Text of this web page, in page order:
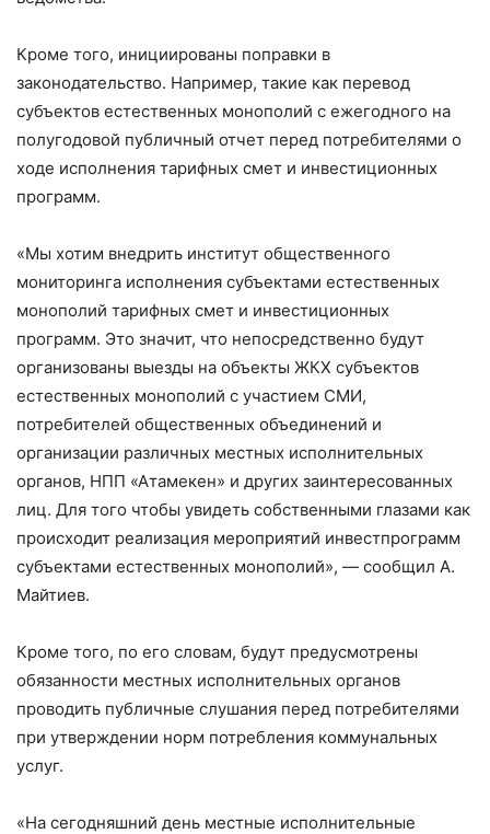
Кроме того, инициированы поправки в
законодательство. Например, такие как перевод
субъектов естественных монополий с ежегодного на
полугодовой публичный отчет перед потребителями о
ходе исполнения тарифных смет и инвестиционных
программ.
«Мы хотим внедрить институт общественного
мониторинга исполнения субъектами естественных
монополий тарифных смет и инвестиционных
программ. Это значит, что непосредственно будут
организованы выезды на объекты ЖКХ субъектов
естественных монополий с участием СМИ,
потребителей общественных объединений и
организации различных местных исполнительных
органов, НПП «Атамекен» и других заинтересованных
лиц. Для того чтобы увидеть собственными глазами как
происходит реализация мероприятий инвестпрограмм
субъектами естественных монополий», — сообщил А.
Майтиев.
Кроме того, по его словам, будут предусмотрены
обязанности местных исполнительных органов
проводить публичные слушания перед потребителями
при утверждении норм потребления коммунальных
услуг.
«На сегодняшний день местные исполнительные